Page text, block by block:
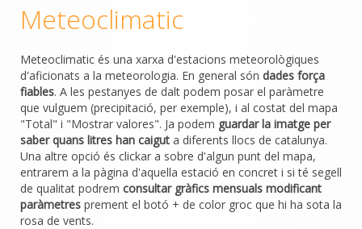
Meteoclimatic
Meteoclimatic és una xarxa d'estacions meteorològiques
d'aficionats a la meteorologia. En general són dades força
fiables. A les pestanyes de dalt podem posar el paràmetre
que vulguem (precipitació, per exemple), i al costat del mapa
"Total" i "Mostrar valores". Ja podem guardar la imatge per
saber quans litres han caigut a diferents llocs de catalunya.
Una altre opció és clickar a sobre d'algun punt del mapa,
entrarem a la pàgina d'aquella estació en concret i si té segell
de qualitat podrem consultar gràfics mensuals modificant
paràmetres prement el botó + de color groc que hi ha sota la
rosa de vents.